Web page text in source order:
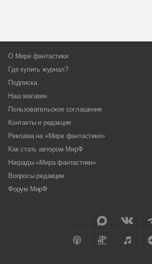
О Мире фантастики
Где купить журнал?
Подписка
Наш магазин
Пользовательское соглашение
Контакты и редакция
Реклама на «Мире фантастики»
Как стать автором МирФ
Награды «Мира фантастики»
Вопросы редакции
Форум МирФ